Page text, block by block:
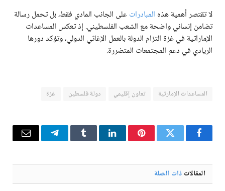
لا تقتصر أهمية هذه المبادراتعلى الجانب المادي فقط، بل تحمل رسالة
تضامن إنساني واضحة مع الشعب الفلسطيني. إذ تعكس المساعدات
الإماراتية في غزة التزام الدولة بالعمل الإغاثي الدولي، وتؤكد دورها
الريادي في دعم المجتمعات المتضررة.
المساعدات الإمارتية تعاون إقليمي دولة فلسطين غزة
فيسبوكتويتر بينتيريستلينكدإن Tumblr تيلقرام البريد
المقالات ذات الصلة